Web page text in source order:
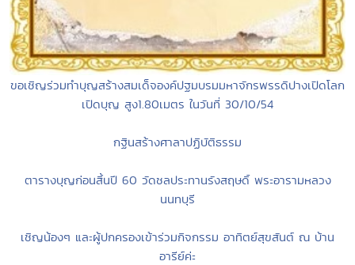
ขอเชิญร่วมทำบุญสร้างสมเด็จองค์ปฐมบรมมหาจักรพรรดิปางเปิดโลก
เปิดบุญ สูง1.80เมตร ในวันที่ 30/10/54
กฐินสร้างศาลาปฏิบัติธรรม
ตารางบุญก่อนสิ้นปี 60 วัดชลประทานรังสฤษดิ์ พระอารามหลวง
นนทบุรี
เชิญน้องๆ และผู้ปกครองเข้าร่วมกิจกรรม อาทิตย์สุขสันต์ ณ บ้าน
อารีย์ค่ะ